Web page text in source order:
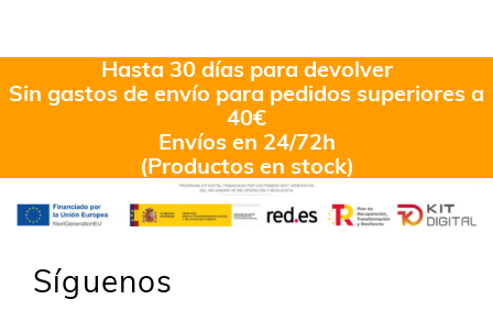
Hasta 30 días para devolver
Sin gastos de envío para pedidos superiores a
40€
Envíos en 24/72h
(Productos en stock)
Síguenos